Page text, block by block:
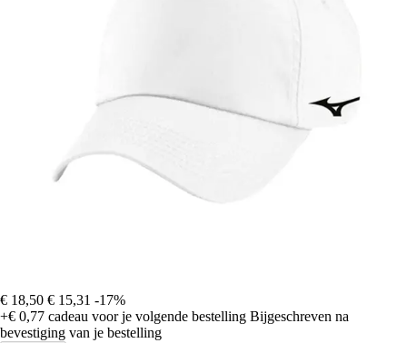
€ 18,50 € 15,31 -17%
+€ 0,77 cadeau voor je volgende bestelling Bijgeschreven na
bevestiging van je bestelling